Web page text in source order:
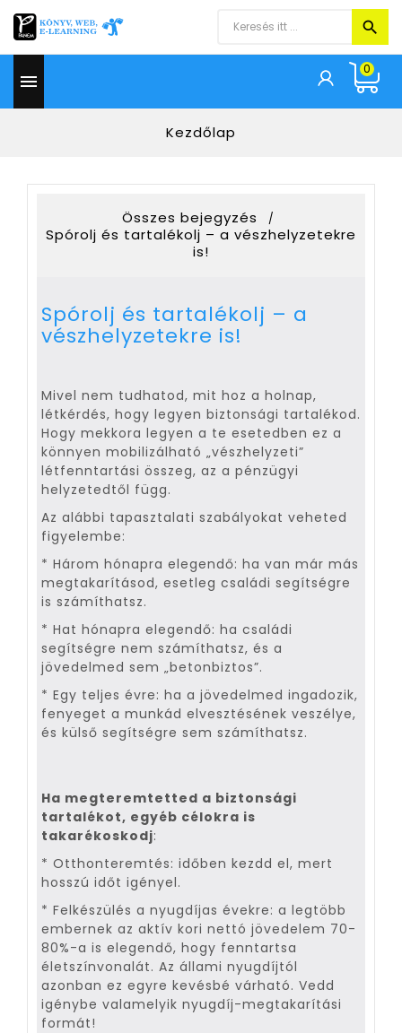

0
Kezdőlap
Összes bejegyzés
Spórolj és tartalékolj – a vészhelyzetekre
is!
Spórolj és tartalékolj – a
vészhelyzetekre is!
Mivel nem tudhatod, mit hoz a holnap,
létkérdés, hogy legyen biztonsági tartalékod.
Hogy mekkora legyen a te esetedben ez a
könnyen mobilizálható „vészhelyzeti”
létfenntartási összeg, az a pénzügyi
helyzetedtől függ.
Az alábbi tapasztalati szabályokat veheted
figyelembe:
* Három hónapra elegendő: ha van már más
megtakarításod, esetleg családi segítségre
is számíthatsz.
* Hat hónapra elegendő: ha családi
segítségre nem számíthatsz, és a
jövedelmed sem „betonbiztos”.
* Egy teljes évre: ha a jövedelmed ingadozik,
fenyeget a munkád elvesztésének veszélye,
és külső segítségre sem számíthatsz.
Ha megteremtetted a biztonsági
tartalékot, egyéb célokra is
takarékoskodj:
* Otthonteremtés: időben kezdd el, mert
hosszú időt igényel.
* Felkészülés a nyugdíjas évekre: a legtöbb
embernek az aktív kori nettó jövedelem 70-
80%-a is elegendő, hogy fenntartsa
életszínvonalát. Az állami nyugdíjtól
azonban ez egyre kevésbé várható. Vedd
igénybe valamelyik nyugdíj-megtakarítási
formát!